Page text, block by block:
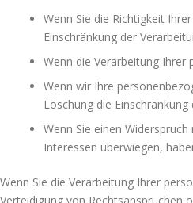
Wenn Sie die Richtigkeit
Einschränkung der
Wenn die Verarbeitung
Wenn wir Ihre
Löschung die
Wenn Sie einen
Interessen überwiegen,
Wenn Sie die Verarbeitung Ihrer